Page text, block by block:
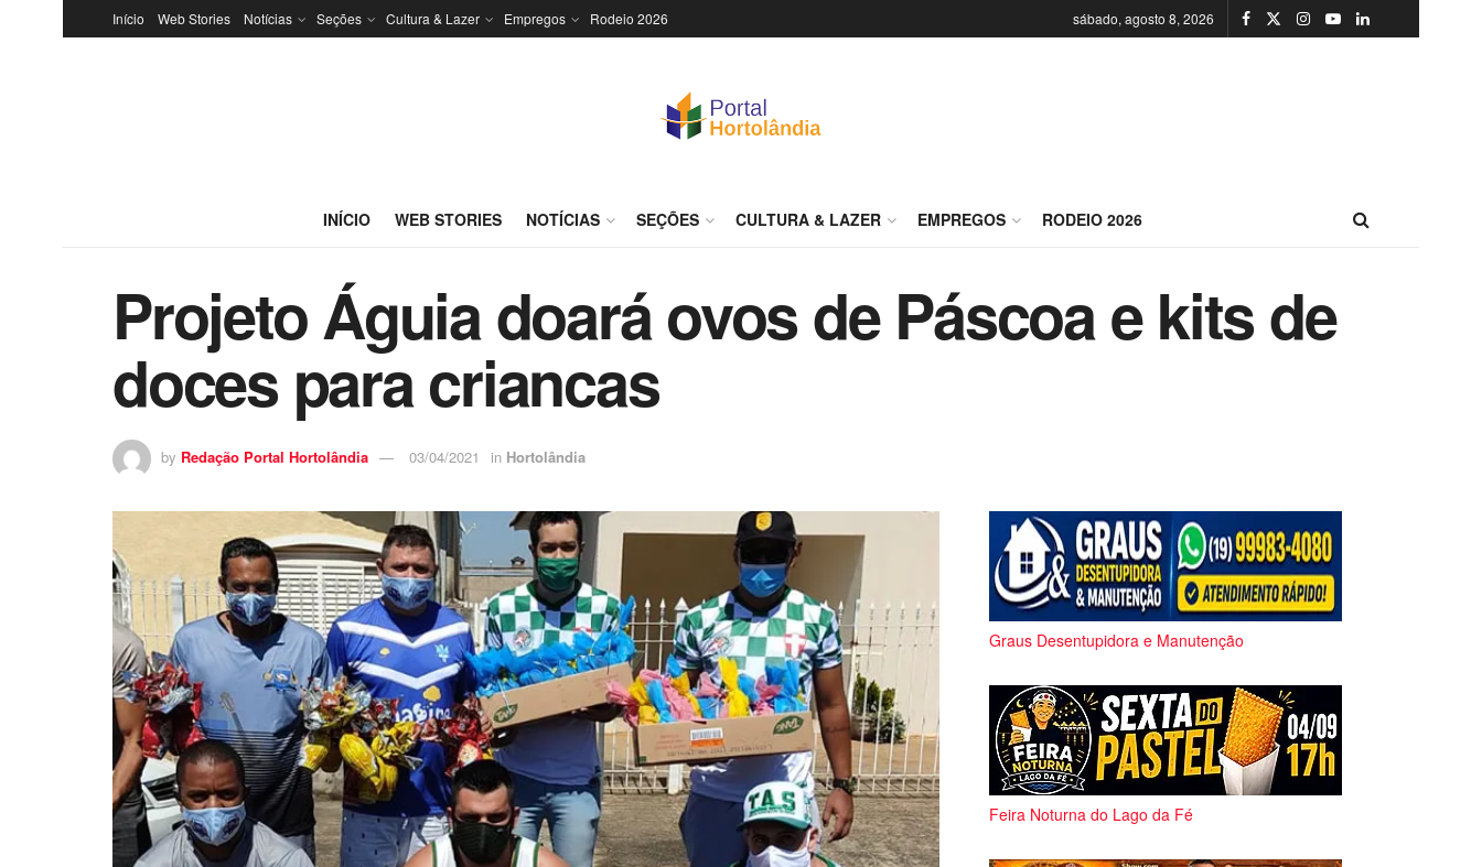
Início Web Stories Notícias Seções Cultura & Lazer Empregos Rodeio 2026 sábado, agosto 8, 2026
INÍCIO WEB STORIES NOTÍCIAS SEÇÕES CULTURA & LAZER EMPREGOS RODEIO 2026
Projeto Águia doará ovos de Páscoa e kits de
doces para criancas
by Redação Portal Hortolândia 03/04/2021 in Hortolândia
Graus Desentupidora e Manutenção
Feira Noturna do Lago da Fé